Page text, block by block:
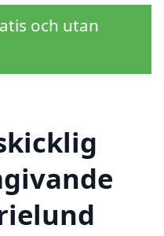
och utan